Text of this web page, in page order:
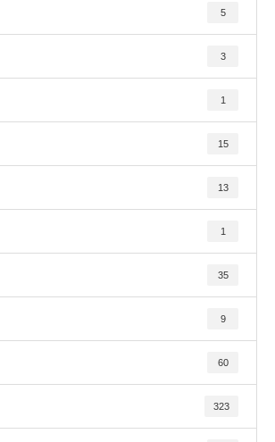
5
3
1
15
13
1
35
9
60
323